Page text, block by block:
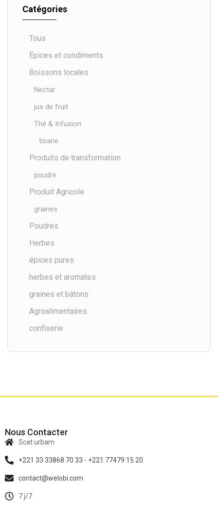
Catégories
Tous
Épices et condiments
Boissons locales
Nectar
jus de fruit
Thé & Infusion
tisane
Produits de transformation
poudre
Produit Agricole
graines
Poudres
Herbes
épices pures
herbes et aromates
graines et bâtons
Agroalimentaires
confiserie
Nous Contacter
Scat urbam
+221 33 33868 70 33 - +221 77479 15 20
contact@welobi.com
7 j/7